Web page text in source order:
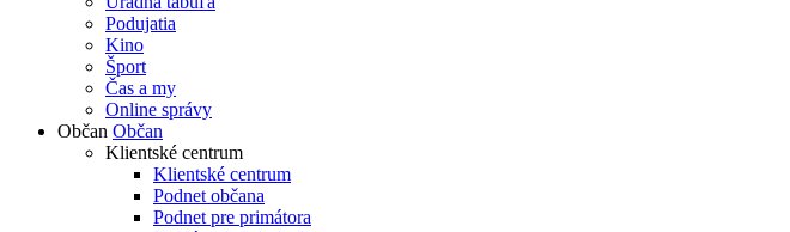
Podujatia
Kino
Šport
Čas a my
Online správy
Občan Občan
Klientské centrum
Klientské centrum
Podnet občana
Podnet pre primátora